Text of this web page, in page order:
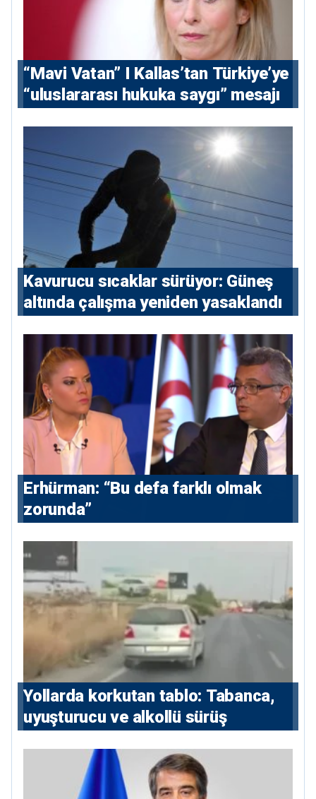
“Mavi Vatan” I Kallas’tan Türkiye’ye
“uluslararası hukuka saygı” mesajı
Kavurucu sıcaklar sürüyor: Güneş
altında çalışma yeniden yasaklandı
Erhürman: “Bu defa farklı olmak
zorunda”
Yollarda korkutan tablo: Tabanca,
uyuşturucu ve alkollü sürüş